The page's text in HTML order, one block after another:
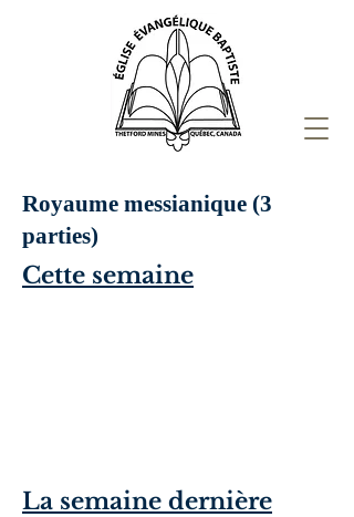
Royaume messianique (3
parties)
Cette semaine
La semaine dernière